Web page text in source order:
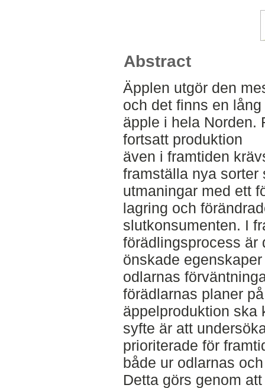
Abstract
Äpplen utgör den
och det finns en
äpple i hela Norden.
fortsatt produktion
även i framtiden
framställa nya sorter
utmaningar med ett
lagring och
slutkonsumenten. I
förädlingsprocess är
önskade
odlarnas
förädlarnas planer
äppelproduktion ska
syfte är att
prioriterade för
både ur odlarnas
Detta görs genom